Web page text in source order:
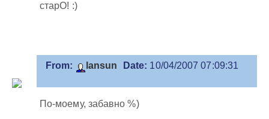
старО! :)
From: lansun Date: 10/04/2007 07:09:31
По-моему, забавно %)